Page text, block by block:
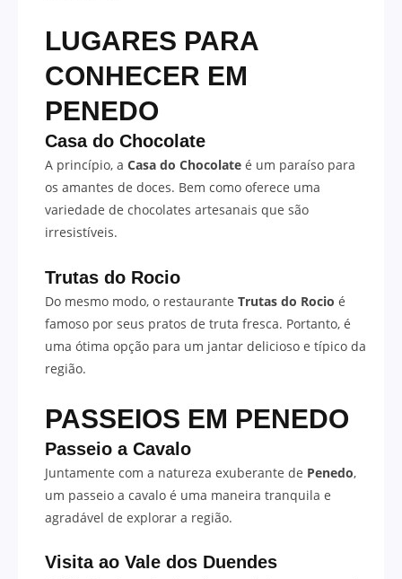
LUGARES PARA
CONHECER EM
PENEDO
Casa do Chocolate
A princípio, a Casa do Chocolate é um paraíso para
os amantes de doces. Bem como oferece uma
variedade de chocolates artesanais que são
irresistíveis.
Trutas do Rocio
Do mesmo modo, o restaurante Trutas do Rocio é
famoso por seus pratos de truta fresca. Portanto, é
uma ótima opção para um jantar delicioso e típico da
região.
PASSEIOS EM PENEDO
Passeio a Cavalo
Juntamente com a natureza exuberante de Penedo,
um passeio a cavalo é uma maneira tranquila e
agradável de explorar a região.
Visita ao Vale dos Duendes